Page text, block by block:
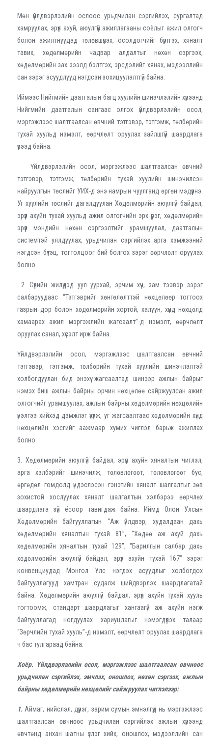
Мөн үйлдвэрлэлийн ослоос урьдчилан сэргийлэх, сургалтад
хамруулах, эрүүл ахуй, аюулгүй ажиллагааны соёлыг ажил олгогч
болон ажилтнуудад төлөвшүүлэх, осолдогчийг бүртгэх, хяналт
тавих, хөдөлмөрийн чадвар алдалтыг нөхөн сэргээх,
хөдөлмөрийн зах зээлд бэлтгэх, эрсдэлийг хянах, мэдээллийн
сан зэрэг асуудлууд нэгдсэн зохицуулалтгүй байна.
Иймээс Нийгмийн даатгалын багц хуулийн шинэчлэлийн хүрээнд
Нийгмийн даатгалын сангаас олгох үйлдвэрлэлийн осол,
мэргэжлээс шалтгаалсан өвчний тэтгэвэр, тэтгэмж, төлбөрийн
тухай хуульд нэмэлт, өөрчлөлт оруулах зайлшгүй шаардлага
үүсээд байна.
Үйлдвэрлэлийн осол, мэргэжлээс шалтгаалсан өвчний
тэтгэвэр, тэтгэмж, төлбөрийн тухай хуулийн шинэчилсэн
найруулгын төслийг УИХ-д энэ намрын чуулганд өргөн мэдүүлнэ.
Уг хуулийн төслийг дагалдуулан Хөдөлмөрийн аюулгүй байдал,
эрүүл ахуйн тухай хуульд ажил олгогчийн эрх үүрэг, хөдөлмөрийн
эрүүл мэндийн нөхөн сэргээлтийг урамшуулал, даатгалын
системтэй уялдуулах, урьдчилан сэргийлэх арга хэмжээний
нэгдсэн бүтэц, тогтолцоог бий болгох зэрэг өөрчлөлт оруулах
болно.
2. Сүүлийн жилүүдэд уул уурхай, эрчим хүч, зам тээвэр зэрэг
салбаруудаас “Тэтгэврийг хөнгөлөлттэй нөхцөлөөр тогтоох
газрын дор болон хөдөлмөрийн хортой, халуун, хүнд нөхцөлд
хамаарах ажил мэргэжлийн жагсаалт”-д нэмэлт, өөрчлөлт
оруулах санал, хүсэлт ирж байна.
Үйлдвэрлэлийн осол, мэргэжлээс шалтгаалсан өвчний
тэтгэвэр, тэтгэмж, төлбөрийн тухай хуулийн шинэчлэлтэй
холбогдуулан бид энэхүү жагсаалтад шинээр ажлын байрыг
нэмэх биш ажлын байрны орчин нөхцөлөө сайржуулсан ажил
олгогчийг урамшуулах, ажлын байрны хөдөлмөрийн нөхцөлийн
үнэлгээ хийхэд дэмжлэг үзүүлж, уг жагсаалтаас хөдөлмөрийн хүнд
нөхцөлийн хэсгийг аажмаар хумих чиглэл барьж ажиллах
болно.
3. Хөдөлмөрийн аюулгүй байдал, эрүүл ахуйн хяналтын чиглэл,
арга хэлбэрийг шинэчилж, төлөвлөгөөт, төлөвлөгөөт бус,
өргөдөл гомдолд үндэслэсэн гэнэтийн хяналт шалгалтыг зөв
зохистой хослуулах хяналт шалгалтын хэлбэрээ өөрчлөх
шаардлага зүй ёсоор тавигдаж байна. Иймд Олон Улсын
Хөдөлмөрийн байгууллагын “Аж үйлдвэр, худалдаан дахь
хөдөлмөрийн хяналтын тухай 81”, “Хөдөө аж ахуй дахь
хөдөлмөрийн хяналтын тухай 129”, “Барилгын салбар дахь
хөдөлмөрийн аюулгүй байдал, эрүүл ахуйн тухай 167” зэрэг
конвенциудад Монгол Улс нэгдэх асуудлыг холбогдох
байгууллагууд хамтран судалж шийдвэрлэх шаардлагатай
байна. Хөдөлмөрийн аюулгүй байдал, эрүүл ахуйн тухай хууль
тогтоомж, стандарт шаардлагыг хангаагүй аж ахуйн нэгж
байгууллагад ногдуулах хариуцлагыг нэмэгдүүлэх талаар
“Зөрчлийн тухай хууль”-д нэмэлт, өөрчлөлт оруулах шаардлага
ч бас тулгараад байна.
Хоёр. Үйлдвэрлэлийн осол, мэргэжлээс шалтгаалсан өвчнөөс
урьдчилан сэргийлэх, эмчлэх, оношлох, нөхөн сэргээх, ажлын
байрны хөдөлмөрийн нөхцөлийг сайжруулах чиглэлээр:
1. Аймаг, нийслэл, дүүрэг, зарим сумын эмнэлгүүд нь мэргэжлээс
шалтгаалсан өвчнөөс урьдчилан сэргийлэх ажлын хүрээнд
өвчтөнд анхан шатны үзлэг хийх, оношлох, мэдээллийн сан